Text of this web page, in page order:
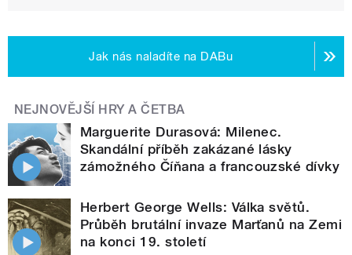
Jak nás naladíte na DABu
NEJNOVĚJŠÍ HRY A ČETBA
Marguerite Durasová: Milenec.
Skandální příběh zakázané lásky
zámožného Číňana a francouzské dívky
Herbert George Wells: Válka světů.
Průběh brutální invaze Marťanů na Zemi
na konci 19. století